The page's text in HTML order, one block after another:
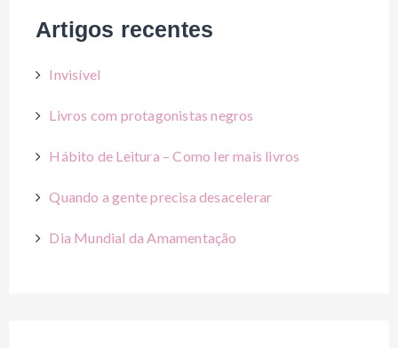
Artigos recentes
Invisível
Livros com protagonistas negros
Hábito de Leitura – Como ler mais livros
Quando a gente precisa desacelerar
Dia Mundial da Amamentação